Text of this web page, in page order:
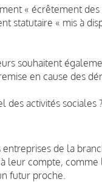
« écrêtement
statutaire « mis à
souhaitent
en cause des
des activités sociales ?
de la
leur compte,
futur proche.